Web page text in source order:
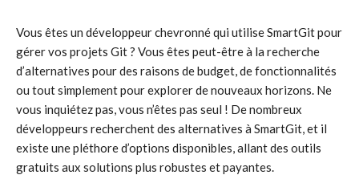
Vous êtes un développeur chevronné qui utilise SmartGit pour
gérer vos projets Git ? Vous êtes peut-être à la recherche
d’alternatives pour des raisons de budget, de fonctionnalités
ou tout simplement pour explorer de nouveaux horizons. Ne
vous inquiétez pas, vous n’êtes pas seul ! De nombreux
développeurs recherchent des alternatives à SmartGit, et il
existe une pléthore d’options disponibles, allant des outils
gratuits aux solutions plus robustes et payantes.